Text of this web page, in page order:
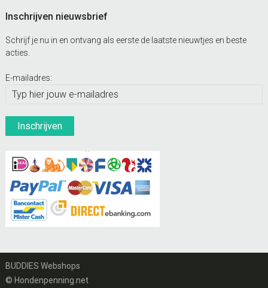
Inschrijven nieuwsbrief
Schrijf je nu in en ontvang als eerste de laatste nieuwtjes en beste
acties.
E-mailadres:
BUDDIES Webshops
© Hondenpenning.net